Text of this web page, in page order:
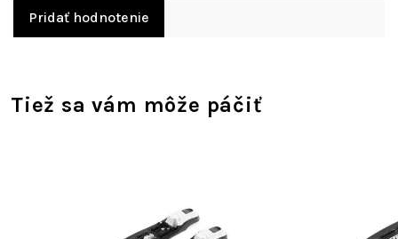
Pridať hodnotenie
Tiež sa vám môže páčiť